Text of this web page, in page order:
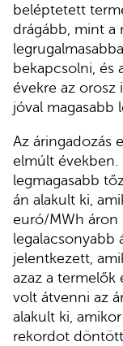
beléptetett
drágább, mint a
bekapcsolni, és
évekre az orosz
jóval magasabb
Az áringadozás
elmúlt
legmagasabb
án alakult ki,
euró/MWh áron
legalacsonyabb
jelentkezett,
azaz a termelők
volt átvenni az
alakult ki,
rekordot